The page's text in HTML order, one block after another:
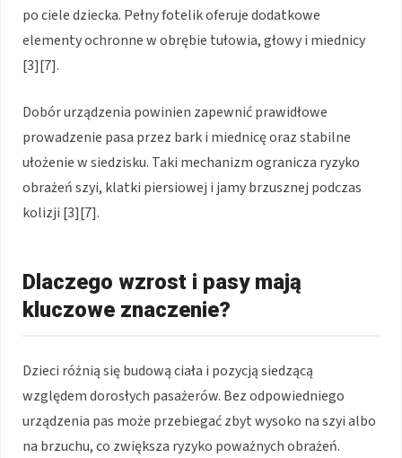
po ciele dziecka. Pełny fotelik oferuje dodatkowe
elementy ochronne w obrębie tułowia, głowy i miednicy
[3][7].
Dobór urządzenia powinien zapewnić prawidłowe
prowadzenie pasa przez bark i miednicę oraz stabilne
ułożenie w siedzisku. Taki mechanizm ogranicza ryzyko
obrażeń szyi, klatki piersiowej i jamy brzusznej podczas
kolizji [3][7].
Dlaczego wzrost i pasy mają
kluczowe znaczenie?
Dzieci różnią się budową ciała i pozycją siedzącą
względem dorosłych pasażerów. Bez odpowiedniego
urządzenia pas może przebiegać zbyt wysoko na szyi albo
na brzuchu, co zwiększa ryzyko poważnych obrażeń.